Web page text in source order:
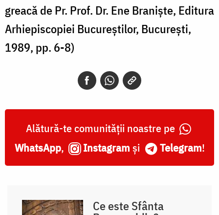
greacă de Pr. Prof. Dr. Ene Braniște, Editura
Arhiepiscopiei Bucureștilor, București,
1989, pp. 6-8)
Alătură-te comunității noastre pe
WhatsApp, Instagram și Telegram!
Ce este Sfânta